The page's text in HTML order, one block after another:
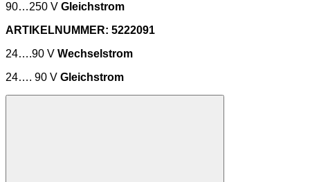
90…250 V Gleichstrom
ARTIKELNUMMER: 5222091
24….90 V Wechselstrom
24…. 90 V Gleichstrom